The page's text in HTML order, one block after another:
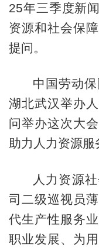
25年三季度新
资源和社会保
提问。
中国劳动
湖北武汉举办
问举办这次大
助力人力资源服
人力资源
司二级巡视员
代生产性服务
职业发展、为